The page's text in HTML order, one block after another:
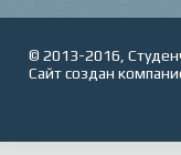
© 2013-2016,
Сайт создан